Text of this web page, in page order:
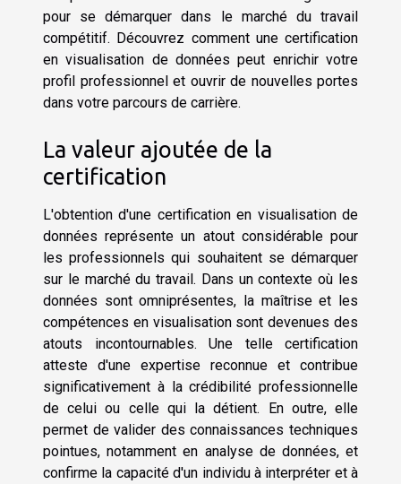
pour se démarquer dans le marché du travail
compétitif. Découvrez comment une certification
en visualisation de données peut enrichir votre
profil professionnel et ouvrir de nouvelles portes
dans votre parcours de carrière.
La valeur ajoutée de la
certification
L'obtention d'une certification en visualisation de
données représente un atout considérable pour
les professionnels qui souhaitent se démarquer
sur le marché du travail. Dans un contexte où les
données sont omniprésentes, la maîtrise et les
compétences en visualisation sont devenues des
atouts incontournables. Une telle certification
atteste d'une expertise reconnue et contribue
significativement à la crédibilité professionnelle
de celui ou celle qui la détient. En outre, elle
permet de valider des connaissances techniques
pointues, notamment en analyse de données, et
confirme la capacité d'un individu à interpréter et à